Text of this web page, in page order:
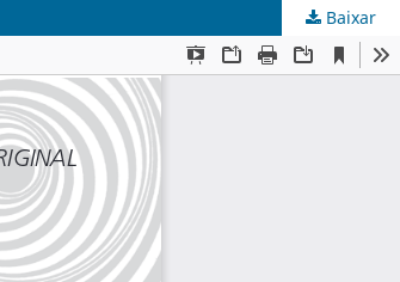
Baixar